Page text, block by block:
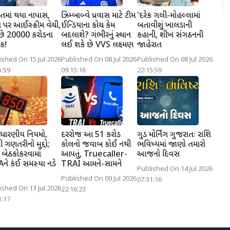
થયા નાપાસ,
પર આઈસ્ક્રીમ વેચી,
20000 કરોડના
On 15 Jul 2026
ઝિમ્બાબ્વે પ્રવાસ માટે ટીમ
ઈન્ડિયાના કોચ કેમ
બદલાશે? ગંભીરનું સ્થાન
લઈ શકે છે VVS લક્ષ્મણ
Published On 08 Jul 2026
09:15:16
'દરેક ગલી-મોહલ્લામાં
બતાવીશું ખાલડાની
કહાની, શીખ સંગઠનની
જાહેરાત
Published On 08 Jul 2026
22:15:59
નિયમો,
ગણતરીનો મુદ્દો;
કંઈ સમસ્યા નડે
On 13 Jul 2026
દરરોજ આ 51 કરોડ
કોલનો જવાબ કોઈ નથી
આપતું, Truecaller-
TRAI આમને-સામને
Published On 09 Jul 2026
22:16:23
ગુડ મોર્નિંગ ગુજરાતઃ રાશિ
ભવિષ્યમાં જાણો તમારો
આજનો દિવસ
Published On 14 Jul 2026
07:31:16